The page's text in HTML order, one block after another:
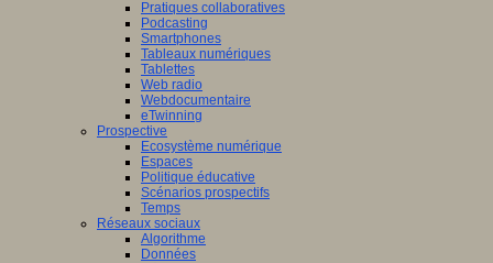
Pratiques collaboratives
Podcasting
Smartphones
Tableaux numériques
Tablettes
Web radio
Webdocumentaire
eTwinning
Prospective
Ecosystème numérique
Espaces
Politique éducative
Scénarios prospectifs
Temps
Réseaux sociaux
Algorithme
Données